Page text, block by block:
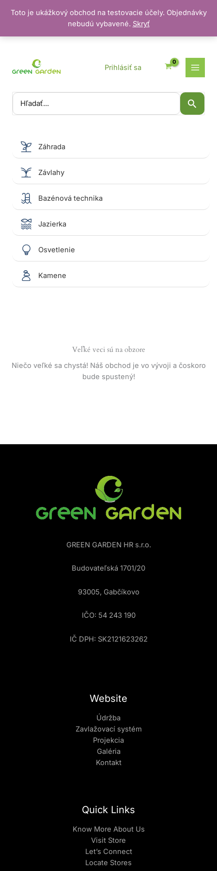
Toto je ukážkový obchod na testovacie účely. Objednávky
nebudú vybavené. Skryť
Vyhľadať:
Prihlásiť sa
Záhrada
Závlahy
Bazénová technika
Jazierka
Osvetlenie
Kamene
Veľké veci sú na obzore
Niečo veľké sa chystá! Náš obchod je vo vývoji a čoskoro
bude spustený!
GREEN GARDEN HR s.r.o.
Budovateľská 1701/20
93005, Gabčíkovo
IČO: 54 243 190
IČ DPH: SK2121623262
Website
Údržba
Zavlažovací systém
Projekcia
Galéria
Kontakt
Quick Links
Know More About Us
Visit Store
Let’s Connect
Locate Stores